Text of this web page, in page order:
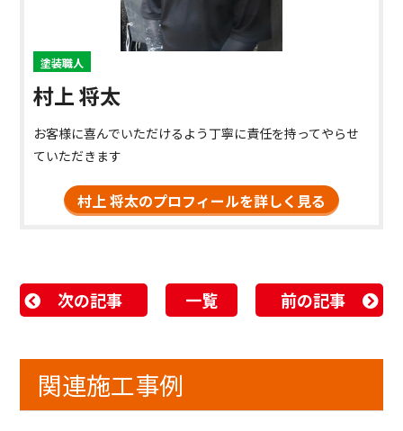
塗装職人
村上 将太
お客様に喜んでいただけるよう丁寧に責任を持ってやらせ
ていただきます
村上 将太のプロフィールを詳しく見る
次の記事 一覧 前の記事
関連施工事例